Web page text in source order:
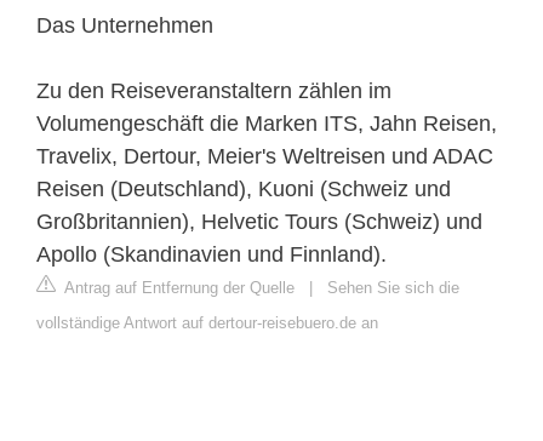
Das Unternehmen
Zu den Reiseveranstaltern zählen im
Volumengeschäft die Marken ITS, Jahn Reisen,
Travelix, Dertour, Meier's Weltreisen und ADAC
Reisen (Deutschland), Kuoni (Schweiz und
Großbritannien), Helvetic Tours (Schweiz) und
Apollo (Skandinavien und Finnland).
Antrag auf Entfernung der Quelle | Sehen Sie sich die
vollständige Antwort auf dertour-reisebuero.de an